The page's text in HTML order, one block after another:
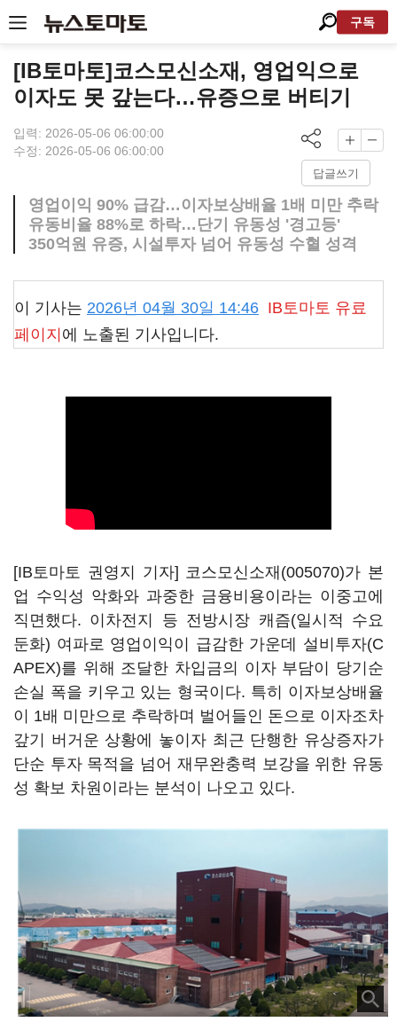
구독
[IB토마토]코스모신소재, 영업익으로
이자도 못 갚는다…유증으로 버티기
입력: 2026-05-06 06:00:00
수정: 2026-05-06 06:00:00
답글쓰기
영업이익 90% 급감…이자보상배율 1배 미만 추락
유동비율 88%로 하락…단기 유동성 '경고등'
350억원 유증, 시설투자 넘어 유동성 수혈 성격
이 기사는 2026년 04월 30일 14:46 IB토마토 유료
페이지 에 노출된 기사입니다.
[IB토마토 권영지 기자] 코스모신소재(005070)가 본
업 수익성 악화와 과중한 금융비용이라는 이중고에
직면했다. 이차전지 등 전방시장 캐즘(일시적 수요
둔화) 여파로 영업이익이 급감한 가운데 설비투자(C
APEX)를 위해 조달한 차입금의 이자 부담이 당기순
손실 폭을 키우고 있는 형국이다. 특히 이자보상배율
이 1배 미만으로 추락하며 벌어들인 돈으로 이자조차
갚기 버거운 상황에 놓이자 최근 단행한 유상증자가
단순 투자 목적을 넘어 재무완충력 보강을 위한 유동
성 확보 차원이라는 분석이 나오고 있다.